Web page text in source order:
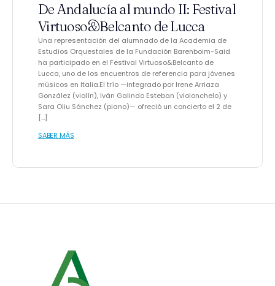
De Andalucía al mundo II: Festival
Virtuoso&Belcanto de Lucca
Una representación del alumnado de la Academia de
Estudios Orquestales de la Fundación Barenboim-Said
ha participado en el Festival Virtuoso&Belcanto de
Lucca, uno de los encuentros de referencia para jóvenes
músicos en Italia.El trío —integrado por Irene Arriaza
González (violín), Iván Galindo Esteban (violonchelo) y
Sara Oliu Sánchez (piano)— ofreció un concierto el 2 de
[…]
SABER MÁS